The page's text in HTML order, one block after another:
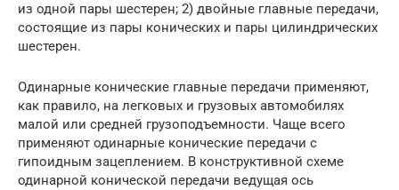
из одной пары шестерен; 2) двойные главные передачи,
состоящие из пары конических и пары цилиндрических
шестерен.
Одинарные конические главные передачи применяют,
как правило, на легковых и грузовых автомобилях
малой или средней грузоподъемности. Чаще всего
применяют одинарные конические передачи с
гипоидным зацеплением. В конструктивной схеме
одинарной конической передачи ведущая ось